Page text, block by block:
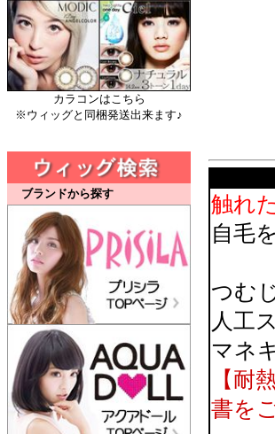
カラコンはこちら
※ウィッグと同梱発送出来ます♪
ブランドから探す
触れ
自毛
つむ
人工
マネ
【耐
書を